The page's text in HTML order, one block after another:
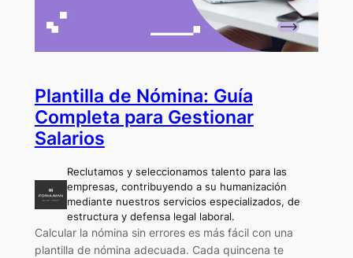
Plantilla de Nómina: Guía
Completa para Gestionar
Salarios
Reclutamos y seleccionamos talento para las
empresas, contribuyendo a su humanización
mediante nuestros servicios especializados, de
estructura y defensa legal laboral.
Calcular la nómina sin errores es más fácil con una
plantilla de nómina adecuada. Cada quincena te